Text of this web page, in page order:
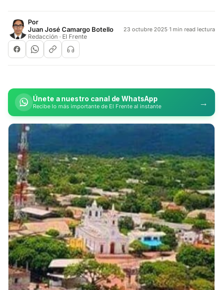
Por
Juan José Camargo Botello
Redacción · El Frente
23 octubre 2025·1 min read lectura
Únete a nuestro canal de WhatsApp
Recibe lo más importante de El Frente al instante →